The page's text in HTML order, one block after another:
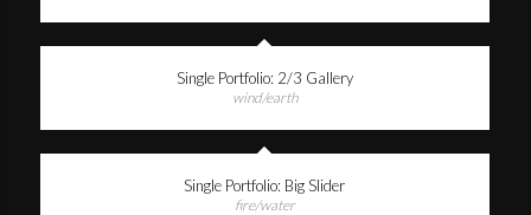
Single Portfolio: 2/3 Gallery
wind/earth
Single Portfolio: Big Slider
fire/water